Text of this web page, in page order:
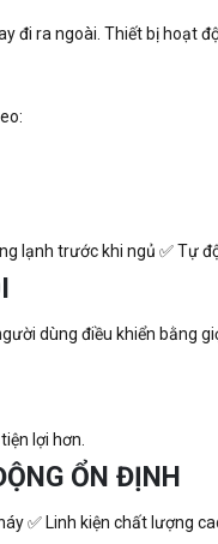
đi ra ngoài. Thiết bị hoạt
lạnh trước khi ngủ ✅ Tự
dùng điều khiển bằng
lợi hơn.
ỔN ĐỊNH
✅ Linh kiện chất lượng